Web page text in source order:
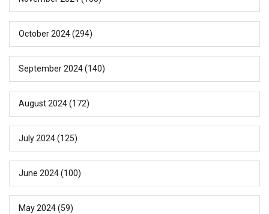
October 2024(294)
September 2024(140)
August 2024(172)
July 2024(125)
June 2024(100)
May 2024(59)